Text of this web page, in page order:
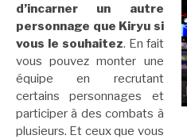
d’incarner un autre
personnage que Kiryu si
vous le souhaitez. En fait
vous pouvez monter une
équipe en recrutant
certains personnages et
participer à des combats à
plusieurs. Et ceux que vous